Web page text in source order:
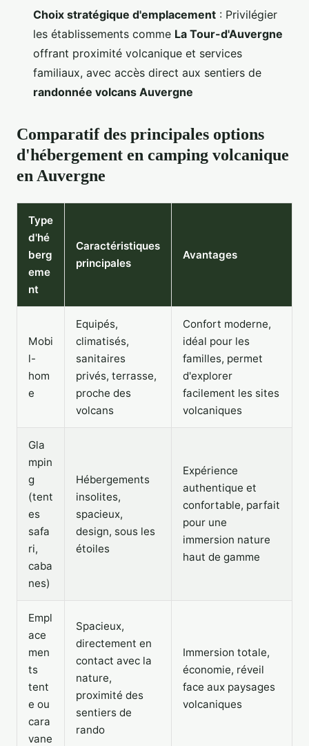
Choix stratégique d'emplacement : Privilégier
les établissements comme La Tour-d'Auvergne
offrant proximité volcanique et services
familiaux, avec accès direct aux sentiers de
randonnée volcans Auvergne
Comparatif des principales options
d'hébergement en camping volcanique
en Auvergne
Type
d'hé
berg
eme
nt
Caractéristiques
principales
Avantages
Mobi
l-
hom
e
Equipés,
climatisés,
sanitaires
privés, terrasse,
proche des
volcans
Confort moderne,
idéal pour les
familles, permet
d'explorer
facilement les sites
volcaniques
Gla
mpin
g
(tent
es
safa
ri,
caba
nes)
Hébergements
insolites,
spacieux,
design, sous les
étoiles
Expérience
authentique et
confortable, parfait
pour une
immersion nature
haut de gamme
Empl
ace
men
ts
tent
e ou
cara
vane
Spacieux,
directement en
contact avec la
nature,
proximité des
sentiers de
rando
Immersion totale,
économie, réveil
face aux paysages
volcaniques